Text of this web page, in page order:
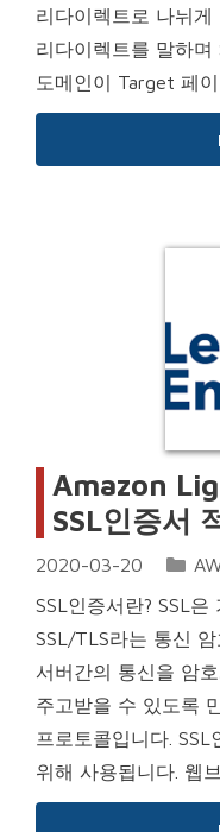
리다이렉트로 나뉘
리다이렉트를 말하며
도메인이 Target 페
Amazon
SSL인증서
2020-03-20
SSL인증서란? SSL
SSL/TLS라는 통신
서버간의 통신을 암
주고받을 수 있도록
프로토콜입니다.
위해 사용됩니다. 웹